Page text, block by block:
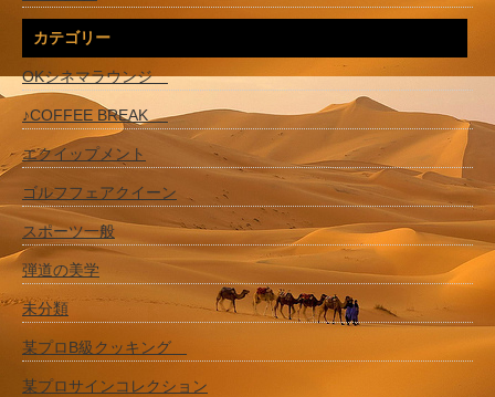
カテゴリー
OKシネマラウンジ
♪COFFEE BREAK
エクイップメント
ゴルフフェアクイーン
スポーツ一般
弾道の美学
未分類
某プロB級クッキング
某プロサインコレクション